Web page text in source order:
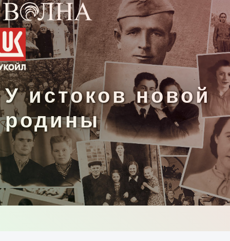
У истоков новой
родины